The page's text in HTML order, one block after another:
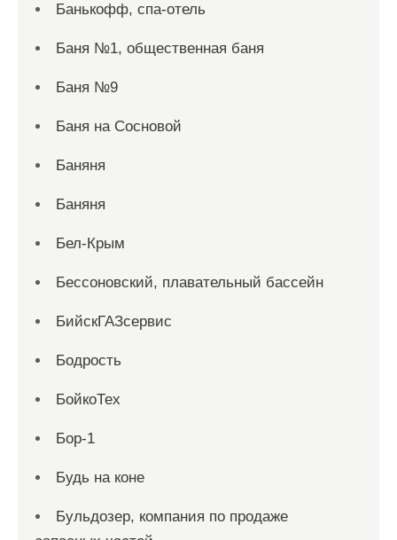
Банькофф, спа-отель
Баня №1, общественная баня
Баня №9
Баня на Сосновой
Баняня
Баняня
Бел-Крым
Бессоновский, плавательный бассейн
БийскГАЗсервис
Бодрость
БойкоТех
Бор-1
Будь на коне
Бульдозер, компания по продаже